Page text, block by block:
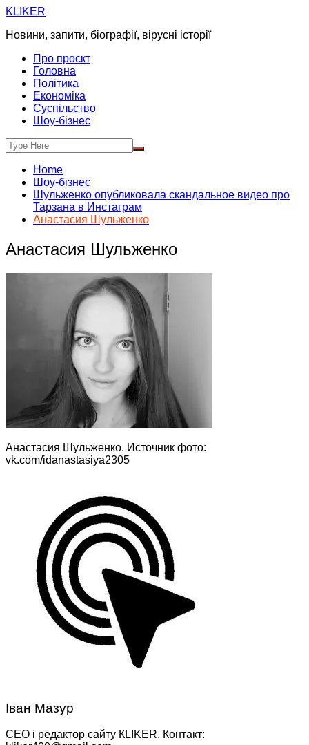
Skip
content
KLIKER
Новини, запити, біографії, вірусні історії
Про проєкт
Головна
Політика
Економіка
Суспільство
Шоу-бізнес
Home
Шоу-бізнес
Шульженко опубликовала скандальное видео про
Тарзана в Инстаграм
Анастасия Шульженко
Анастасия Шульженко
Анастасия Шульженко. Источник фото:
vk.com/idanastasiya2305
Іван Мазур
CEO і редактор сайту КLIKER. Контакт: